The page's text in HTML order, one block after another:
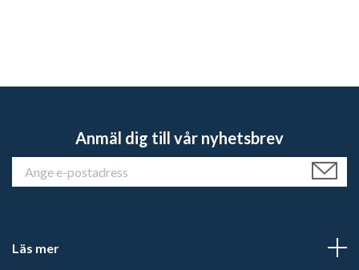
Anmäl dig till vår nyhetsbrev
Läs mer